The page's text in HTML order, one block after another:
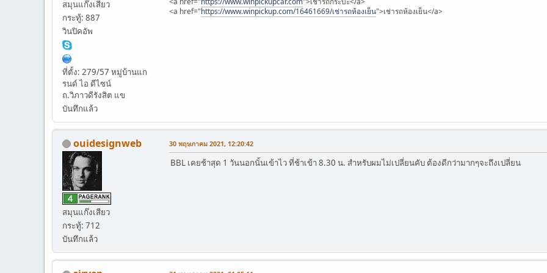
สมุนแก๊งเสียว
กระทู้: 887
วินปิคอัพ
ที่ตั้ง: 279/57 หมู่บ้านแก
รนด์ ไอ ดีไซน์
ถ.วิภาวดีรังสิต แข
บันทึกแล้ว
<a href="https://www.winpickup.com/16461669/เช่ารถห้องเย็น">เช่ารถห้องเย็น</a>
ouidesignweb
สมุนแก๊งเสียว
กระทู้: 712
บันทึกแล้ว
30 พฤษภาคม 2021, 12:20:42
BBL เคยช้าสุด 1 วันนอกนั้นเข้าไว ที่ช้าเข้า 8.30 น. สำหรับผมไม่เปลี่ยนคับ ต้องดีกว่ามากๆจะถึงเปลี่ยน